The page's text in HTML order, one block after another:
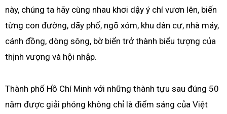
này, chúng ta hãy cùng nhau khơi dậy ý chí vươn lên, biến
từng con đường, dãy phố, ngõ xóm, khu dân cư, nhà máy,
cánh đồng, dòng sông, bờ biển trở thành biểu tượng của
thịnh vượng và hội nhập.
Thành phố Hồ Chí Minh với những thành tựu sau đúng 50
năm được giải phóng không chỉ là điểm sáng của Việt